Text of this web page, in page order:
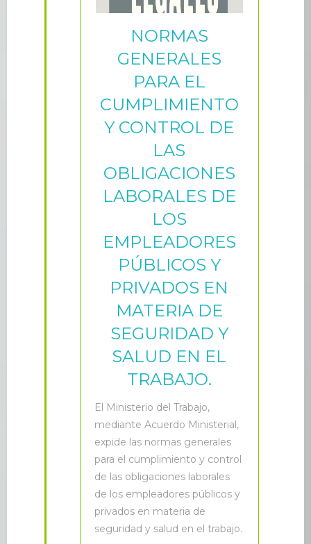
NORMAS
GENERALES
PARA EL
CUMPLIMIENTO
Y CONTROL DE
LAS
OBLIGACIONES
LABORALES DE
LOS
EMPLEADORES
PÚBLICOS Y
PRIVADOS EN
MATERIA DE
SEGURIDAD Y
SALUD EN EL
TRABAJO.
El Ministerio del Trabajo,
mediante Acuerdo Ministerial,
expide las normas generales
para el cumplimiento y control
de las obligaciones laborales
de los empleadores públicos y
privados en materia de
seguridad y salud en el trabajo.